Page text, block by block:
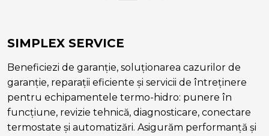
SIMPLEX SERVICE
Beneficiezi de garanție, soluționarea cazurilor de
garanție, reparații eficiente și servicii de întreținere
pentru echipamentele termo-hidro: punere în
funcțiune, revizie tehnică, diagnosticare, conectare
termostate și automatizări. Asigurăm performanță și